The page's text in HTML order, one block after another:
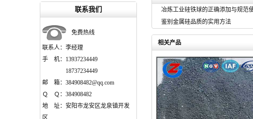
联系我们
免费热线
联系人：李经理
手 机：13937234449
18737234449
邮 箱：384908482@qq.com
Ｑ Ｑ：384908482
地 址：安阳市龙安区龙泉镇开发
区
冶炼工业硅铁球的正确添加与规范
鉴别金属硅品质的实用方法
相关产品